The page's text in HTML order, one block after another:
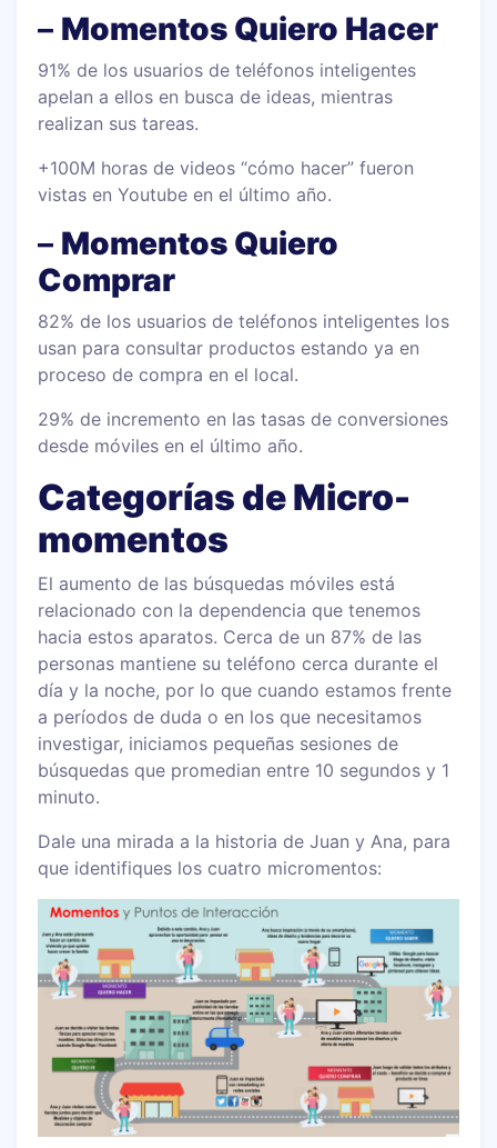
– Momentos Quiero Hacer
91% de los usuarios de teléfonos inteligentes
apelan a ellos en busca de ideas, mientras
realizan sus tareas.
+100M horas de videos “cómo hacer” fueron
vistas en Youtube en el último año.
– Momentos Quiero
Comprar
82% de los usuarios de teléfonos inteligentes los
usan para consultar productos estando ya en
proceso de compra en el local.
29% de incremento en las tasas de conversiones
desde móviles en el último año.
Categorías de Micro-
momentos
El aumento de las búsquedas móviles está
relacionado con la dependencia que tenemos
hacia estos aparatos. Cerca de un 87% de las
personas mantiene su teléfono cerca durante el
día y la noche, por lo que cuando estamos frente
a períodos de duda o en los que necesitamos
investigar, iniciamos pequeñas sesiones de
búsquedas que promedian entre 10 segundos y 1
minuto.
Dale una mirada a la historia de Juan y Ana, para
que identifiques los cuatro micromentos: